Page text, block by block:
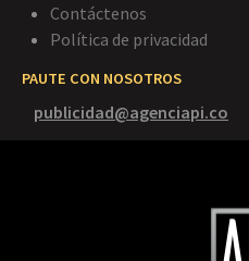
Contáctenos
Política de privacidad
PAUTE CON NOSOTROS
publicidad@agenciapi.co